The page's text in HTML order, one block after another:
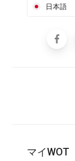
日本語
マイWOT